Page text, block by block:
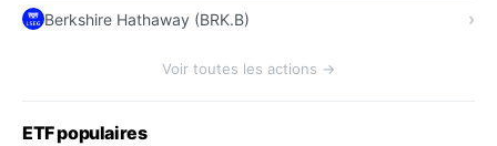
Berkshire Hathaway (BRK.B)
Voir toutes les actions →
ETF populaires